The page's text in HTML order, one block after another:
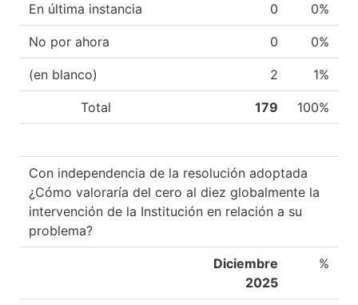
En última instancia 0 0%
No por ahora 0 0%
(en blanco) 2 1%
Total 179 100%
Con independencia de la resolución adoptada
¿Cómo valoraría del cero al diez globalmente la
intervención de la Institución en relación a su
problema?
Diciembre
2025
%